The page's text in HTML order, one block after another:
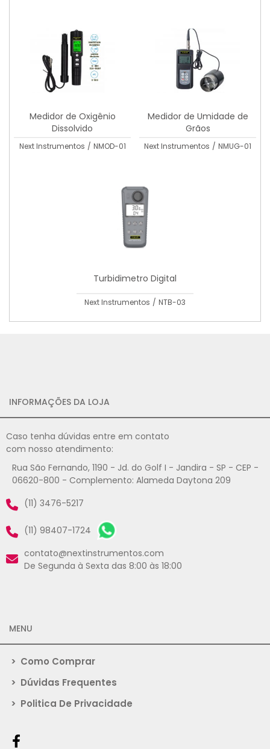
Medidor de Oxigênio
Dissolvido
Next Instrumentos / NMOD-01
Medidor de Umidade de
Grãos
Next Instrumentos / NMUG-01
Turbidimetro Digital
Next Instrumentos / NTB-03
INFORMAÇÕES DA LOJA
Caso tenha dúvidas entre em contato
com nosso atendimento:
Rua São Fernando, 1190 - Jd. do Golf I - Jandira - SP - CEP -
06620-800 - Complemento: Alameda Daytona 209
(11) 3476-5217
(11) 98407-1724
contato@nextinstrumentos.com
De Segunda à Sexta das 8:00 às 18:00
MENU
> Como Comprar
> Dúvidas Frequentes
> Politica De Privacidade